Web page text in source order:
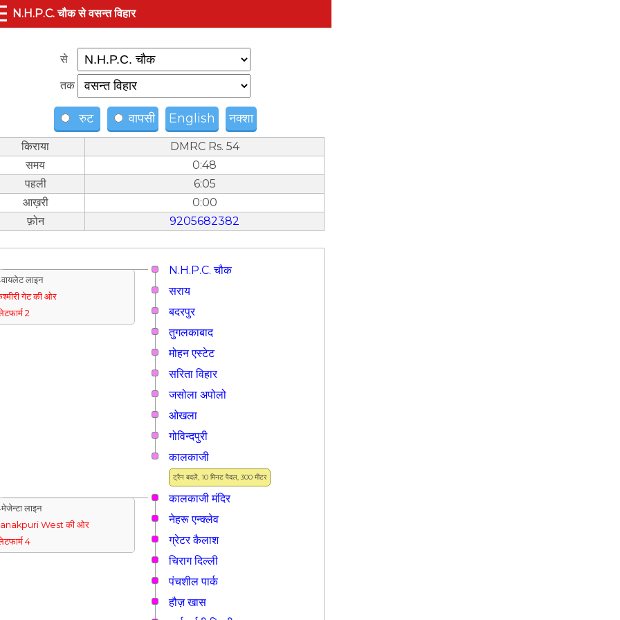
N.H.P.C. चौक से वसन्त विहार
से
तक
रुट वापसी English नक्शा
किराया
DMRC Rs. 54
समय
0:48
पहली
6:05
आख़री
0:00
फ़ोन
9205682382
N.H.P.C. चौक
लाइन
गेट की ओर
2
सराय
बदरपुर
तुगलकाबाद
मोहन एस्टेट
सरिता विहार
जसोला अपोलो
ओखला
गोविन्दपुरी
ट्रैन बदलें, 10 मिनट पैदल, 300 मीटर
कालकाजी
कालकाजी मंदिर
लाइन
West की ओर
4
नेहरू एन्क्लेव
ग्रेटर कैलाश
चिराग दिल्ली
पंचशील पार्क
हौज़ खास